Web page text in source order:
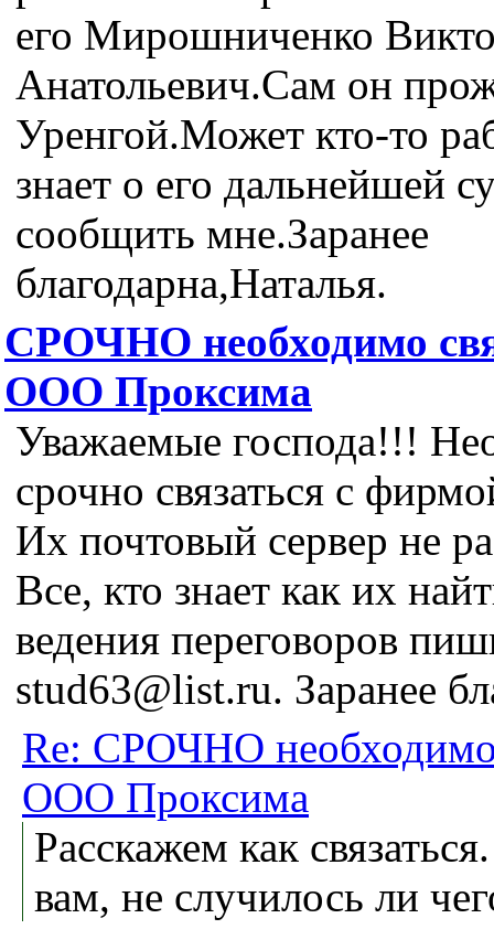
его Мирошниченко
Анатольевич.Сам он
Уренгой.Может кто-то
знает о его дальнейшей
сообщить мне.Заранее
благодарна,Наталья.
СРОЧНО необходимо
ООО Проксима
Уважаемые господа!!!
срочно связаться с
Их почтовый сервер не
Все, кто знает как их
ведения переговоров
stud63@list.ru. Заранее
Re: СРОЧНО необходимо
ООО Проксима
Расскажем как
вам, не случилось ли